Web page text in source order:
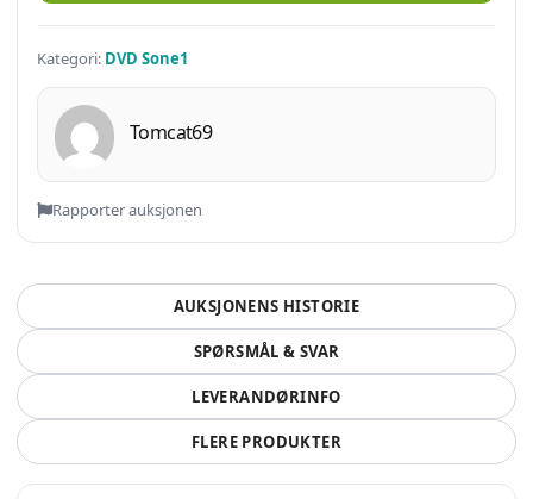
Kategori: DVD Sone1
Tomcat69
Rapporter auksjonen
AUKSJONENS HISTORIE
SPØRSMÅL & SVAR
LEVERANDØRINFO
FLERE PRODUKTER